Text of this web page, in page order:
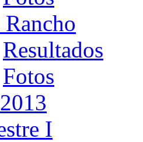
Resultados
Fotos
I